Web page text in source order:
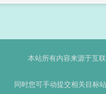
本站所有内容来源于互
同时您可手动提交相关目标